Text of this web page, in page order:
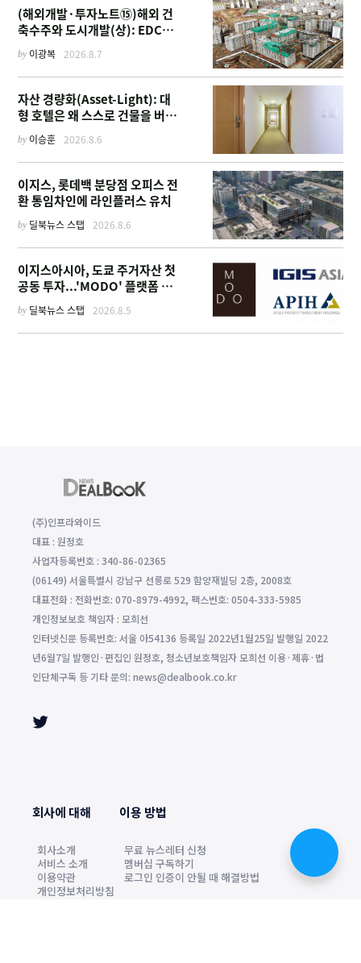
(해외개발·투자노트⑮)해외 건
축수주와 도시개발(상): EDCF
부터 계열사 진출 위한 복합시설
까지
by 이광복 2026.8.7
자산 경량화(Asset-Light): 대
형 호텔은 왜 스스로 건물을 버리
고 '이름'만 팔기 시작했을까
by 이승훈 2026.8.6
이지스, 롯데백 분당점 오피스 전
환 통임차인에 라인플러스 유치
by 딜북뉴스 스탭 2026.8.6
이지스아시아, 도쿄 주거자산 첫
공동 투자...'MODO' 플랫폼 가
by 딜북뉴스 스탭 2026.8.5
(주)인프라와이드
대표 : 원정호
사업자등록번호 : 340-86-02365
(06149) 서울특별시 강남구 선릉로 529 함양재빌딩 2층, 2008호
대표전화 : 전화번호: 070-8979-4992, 팩스번호: 0504-333-5985
개인정보보호 책임자 : 모희선
인터넷신문 등록번호: 서울 아54136 등록일 2022년1월25일 발행일 2022
년6월7일 발행인·편집인 원정호, 청소년보호책임자 모희선 이용·제휴·법
인단체구독 등 기타 문의: news@dealbook.co.kr
회사에 대해
회사소개
서비스 소개
이용약관
개인정보처리방침
이용 방법
무료 뉴스레터 신청
멤버십 구독하기
로그인 인증이 안될 때 해결방법